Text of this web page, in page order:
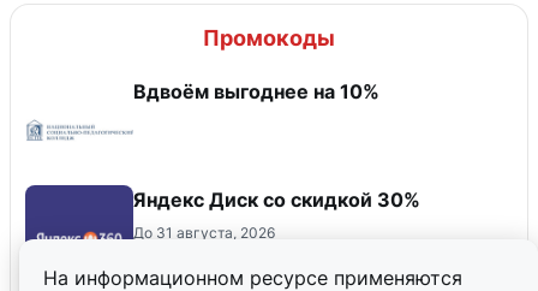
На информационном ресурсе применяются
Промокоды
Вдвоём выгоднее на 10%
Яндекс Диск со скидкой 30%
До 31 августа, 2026